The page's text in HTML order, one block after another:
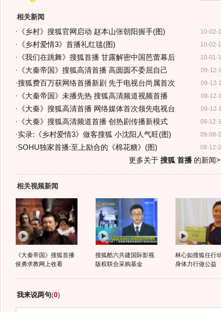
相关新闻
10-02-
· 《乡村》搜狐官网启动 赵本山张朝阳握手(图)
10-02-
· 《乡村爱情3》首播礼红毯(图)
10-01-
· 《我们在跳舞》搜狐首播 甘露解密中国芭蕾幕后
09-12-
· 《大秦帝国》搜狐高清首播 高圆圆不委屈自己
09-12-
·搜狐费百万获网络首播新剧 先于电视台尚属首次
09-12-
· 《大秦帝国》未播先热 搜狐高清频道视频首播
09-12-
· 《大秦》搜狐高清首播 网络媒体首次领先电视台
09-12-
· 《大秦》搜狐高清频道首播 创热剧传播新模式
09-08-
·实录:《乡村爱情3》做客搜狐 小沈阳人气旺(图)
08-12-
·SOHU独家首播:至上励合的《棉花糖》(图)
更多关于 搜狐 首播的新闻
相关视频新闻
《大秦帝国》搜狐首播
侯勇求教网上收看
搜狐酷六共建国际影视
版权联合采购基金
林心如搜狐任行
身体力行做公益
我来说两句(0)